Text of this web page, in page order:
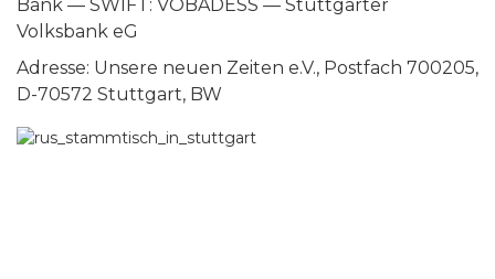
Bank — SWIFT: VOBADESS — Stuttgarter
Volksbank eG
Adresse: Unsere neuen Zeiten e.V., Postfach 700205,
D-70572 Stuttgart, BW